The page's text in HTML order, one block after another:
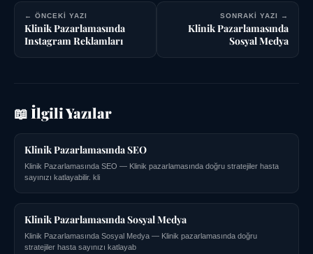
← ÖNCEKI YAZI
Klinik Pazarlamasında
Instagram Reklamları
SONRAKI YAZI →
Klinik Pazarlamasında
Sosyal Medya
📖 İlgili Yazılar
Klinik Pazarlamasında SEO
Klinik Pazarlamasında SEO — Klinik pazarlamasında doğru stratejiler hasta
sayınızı katlayabilir. kli
Klinik Pazarlamasında Sosyal Medya
Klinik Pazarlamasında Sosyal Medya — Klinik pazarlamasında doğru
stratejiler hasta sayınızı katlayab